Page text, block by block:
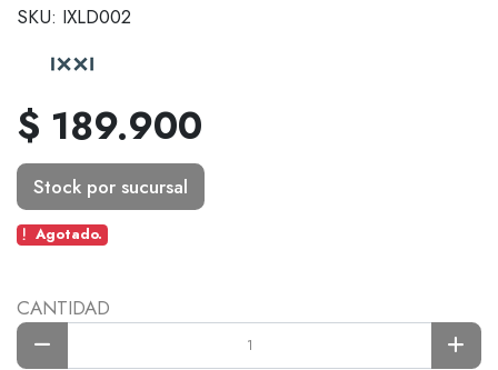
SKU: IXLD002
$ 189.900
Stock por sucursal
Agotado.
CANTIDAD